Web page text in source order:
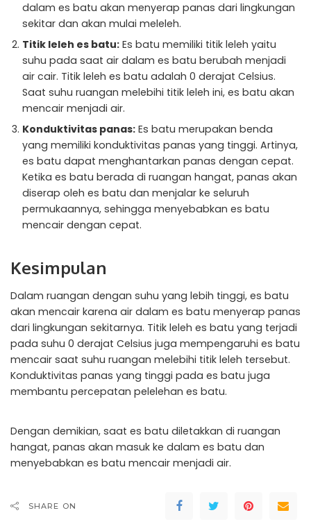
dalam es batu akan menyerap panas dari lingkungan
sekitar dan akan mulai meleleh.
Titik leleh es batu: Es batu memiliki titik leleh yaitu
suhu pada saat air dalam es batu berubah menjadi
air cair. Titik leleh es batu adalah 0 derajat Celsius.
Saat suhu ruangan melebihi titik leleh ini, es batu akan
mencair menjadi air.
Konduktivitas panas: Es batu merupakan benda
yang memiliki konduktivitas panas yang tinggi. Artinya,
es batu dapat menghantarkan panas dengan cepat.
Ketika es batu berada di ruangan hangat, panas akan
diserap oleh es batu dan menjalar ke seluruh
permukaannya, sehingga menyebabkan es batu
mencair dengan cepat.
Kesimpulan
Dalam ruangan dengan suhu yang lebih tinggi, es batu
akan mencair karena air dalam es batu menyerap panas
dari lingkungan sekitarnya. Titik leleh es batu yang terjadi
pada suhu 0 derajat Celsius juga mempengaruhi es batu
mencair saat suhu ruangan melebihi titik leleh tersebut.
Konduktivitas panas yang tinggi pada es batu juga
membantu percepatan pelelehan es batu.
Dengan demikian, saat es batu diletakkan di ruangan
hangat, panas akan masuk ke dalam es batu dan
menyebabkan es batu mencair menjadi air.
SHARE ON